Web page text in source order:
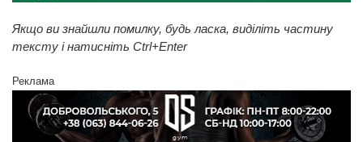
Якщо ви знайшли помилку, будь ласка, виділіть частину
тексту і натисніть Ctrl+Enter
Реклама